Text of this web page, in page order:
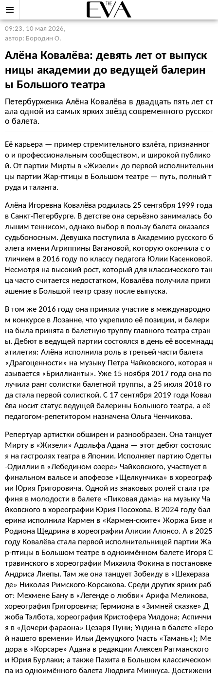
09:23, 10 мая 2026,
автор: Бородин О.
Алёна Ковалёва: девять лет от выпуск
ницы академии до ведущей балерин
ы Большого театра
Петербурженка Алёна Ковалёва в двадцать пять лет ст
ала одной из самых ярких звёзд современного русског
о балета.
Её карьера — пример стремительного взлёта, признанног
о и профессиональным сообществом, и широкой публико
й. От партии Мирты в «Жизели» до первой исполнительни
цы партии Жар-птицы в Большом театре — путь, полный т
руда и таланта.
Алёна Игоревна Ковалёва родилась 25 сентября 1999 года
в Санкт-Петербурге. В детстве она серьёзно занималась бо
льшим теннисом, однако выбор в пользу балета оказался
судьбоносным. Девушка поступила в Академию русского б
алета имени Агриппины Вагановой, которую окончила с о
тличием в 2016 году по классу педагога Юлии Касенковой.
Несмотря на высокий рост, который для классического тан
ца часто считается недостатком, Ковалёва получила пригл
ашение в Большой театр сразу после выпуска.
В том же 2016 году она приняла участие в международно
м конкурсе в Лозанне, что укрепило её позиции, и балери
на была принята в балетную труппу главного театра стран
ы. Дебют в ведущей партии состоялся в день её восемнадц
атилетия: Алёна исполнила роль в третьей части балета
«Драгоценности» на музыку Петра Чайковского, которая н
азывается «Бриллианты». Уже 15 ноября 2017 года она по
лучила ранг солистки балетной труппы, а 25 июля 2018 го
да стала первой солисткой. С 17 сентября 2019 года Ковал
ёва носит статус ведущей балерины Большого театра, а её
педагогом-репетитором назначена Ольга Ченчикова.
Репертуар артистки обширен и разнообразен. Она танцует
Мирту в «Жизели» Адольфа Адана — этот дебют состоялс
я на гастролях театра в Японии. Исполняет партию Одетты
-Одиллии в «Лебедином озере» Чайковского, участвует в
финальном вальсе и апофеозе «Щелкунчика» в хореограф
ии Юрия Григоровича. Одной из знаковых ролей стала гра
финя в молодости в балете «Пиковая дама» на музыку Ча
йковского в хореографии Юрия Посохова. В 2024 году бал
ерина исполнила Кармен в «Кармен-сюите» Жоржа Бизе и
Родиона Щедрина в хореографии Алисии Алонсо. А в 2025
году Ковалёва стала первой исполнительницей партии Жа
р-птицы в Большом театре в одноимённом балете Игоря С
травинского в хореографии Михаила Фокина в постановке
Андриса Лиепы. Там же она танцует Зобеиду в «Шехераза
де» Николая Римского-Корсакова. Среди других ярких раб
от: Мехмене Бану в «Легенде о любви» Арифа Меликова,
хореография Григоровича; Гермиона в «Зимней сказке» Д
жоба Тэлбота, хореография Кристофера Уилдона; Аспиччи
я в «Дочери фараона» Цезаря Пуни; Ундина в балете «Геро
й нашего времени» Ильи Демуцкого (часть «Тамань»); Ме
дора в «Корсаре» Адана в редакции Алексея Ратманского
и Юрия Бурлаки; а также Пахита в Большом классическом
па из одноимённого балета Людвига Минкуса. Достижени